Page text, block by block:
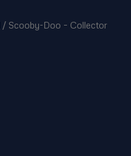
/ Scooby-Doo – Collector